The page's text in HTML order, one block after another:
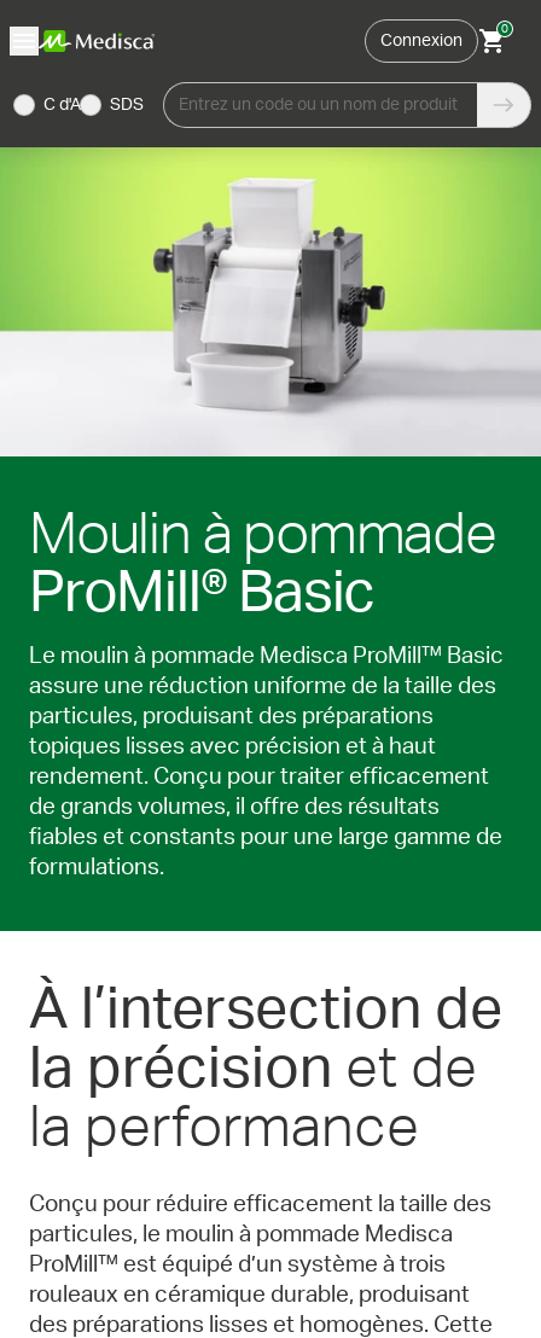
Connexion
0
C d'A SDS Entrez un code ou un nom de produit
Moulin à pommade
ProMill® Basic
Le moulin à pommade Medisca ProMill™ Basic
assure une réduction uniforme de la taille des
particules, produisant des préparations
topiques lisses avec précision et à haut
rendement. Conçu pour traiter efficacement
de grands volumes, il offre des résultats
fiables et constants pour une large gamme de
formulations.
À l’intersection de
la précision et de
la performance
Conçu pour réduire efficacement la taille des
particules, le moulin à pommade Medisca
ProMill™ est équipé d’un système à trois
rouleaux en céramique durable, produisant
des préparations lisses et homogènes. Cette